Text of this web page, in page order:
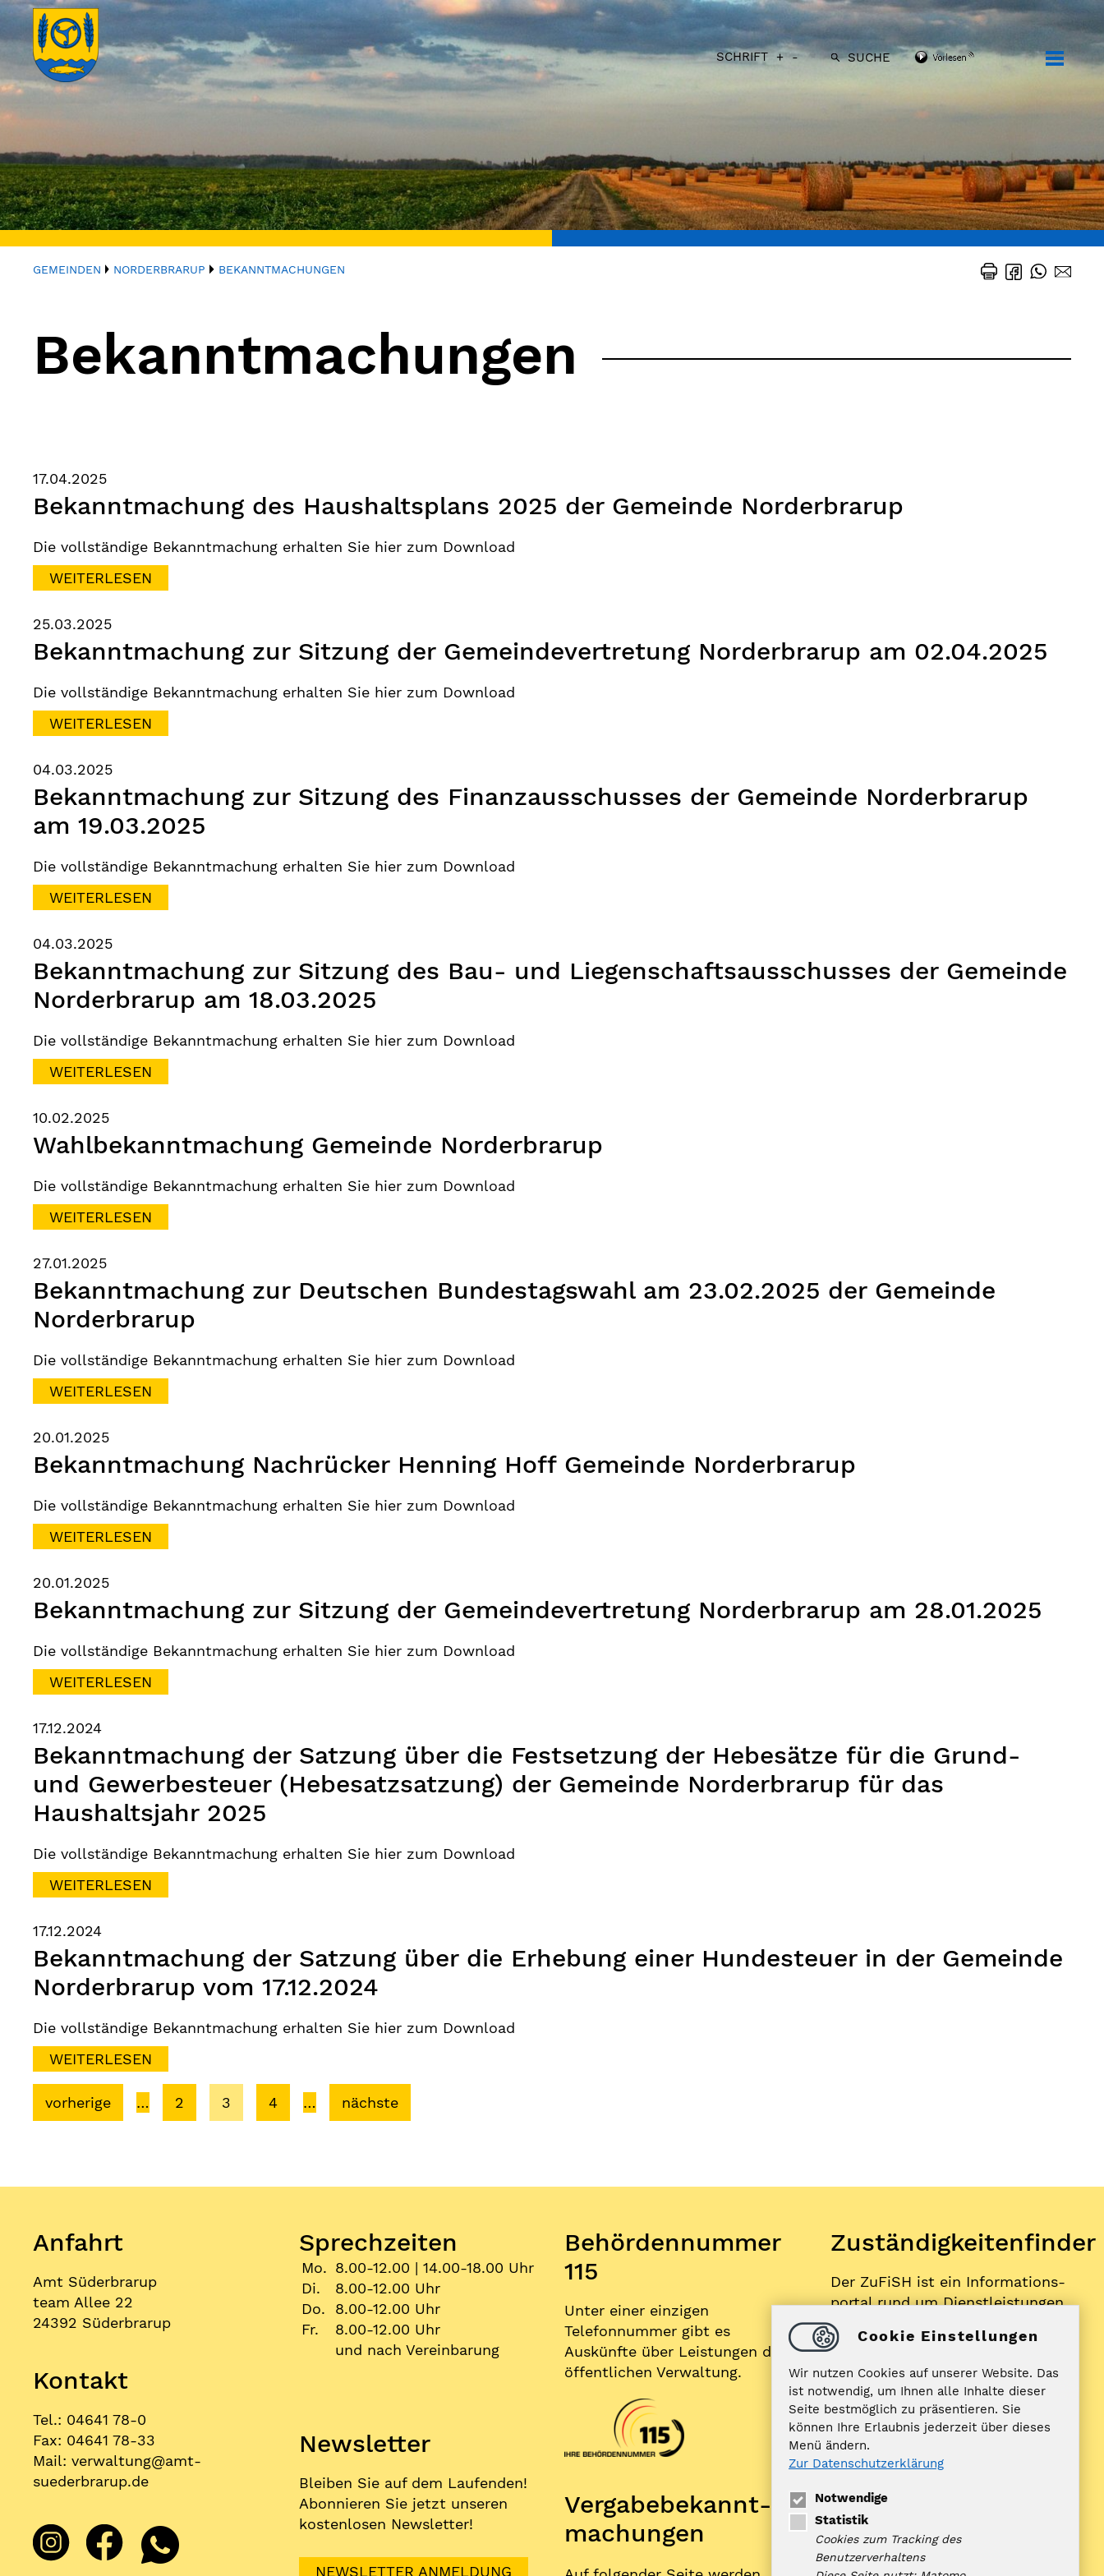
SCHRIFT+ - SUCHE
GEMEINDEN NORDERBRARUP BEKANNTMACHUNGEN
Bekanntmachungen
17.04.2025
Bekanntmachung des Haushaltsplans 2025 der Gemeinde Norderbrarup
Die vollständige Bekanntmachung erhalten Sie hier zum Download
WEITERLESEN
25.03.2025
Bekanntmachung zur Sitzung der Gemeindevertretung Norderbrarup am 02.04.2025
Die vollständige Bekanntmachung erhalten Sie hier zum Download
WEITERLESEN
04.03.2025
Bekanntmachung zur Sitzung des Finanzausschusses der Gemeinde Norderbrarup
am 19.03.2025
Die vollständige Bekanntmachung erhalten Sie hier zum Download
WEITERLESEN
04.03.2025
Bekanntmachung zur Sitzung des Bau- und Liegenschaftsausschusses der Gemeinde
Norderbrarup am 18.03.2025
Die vollständige Bekanntmachung erhalten Sie hier zum Download
WEITERLESEN
10.02.2025
Wahlbekanntmachung Gemeinde Norderbrarup
Die vollständige Bekanntmachung erhalten Sie hier zum Download
WEITERLESEN
27.01.2025
Bekanntmachung zur Deutschen Bundestagswahl am 23.02.2025 der Gemeinde
Norderbrarup
Die vollständige Bekanntmachung erhalten Sie hier zum Download
WEITERLESEN
20.01.2025
Bekanntmachung Nachrücker Henning Hoff Gemeinde Norderbrarup
Die vollständige Bekanntmachung erhalten Sie hier zum Download
WEITERLESEN
20.01.2025
Bekanntmachung zur Sitzung der Gemeindevertretung Norderbrarup am 28.01.2025
Die vollständige Bekanntmachung erhalten Sie hier zum Download
WEITERLESEN
17.12.2024
Bekanntmachung der Satzung über die Festsetzung der Hebesätze für die Grund-
und Gewerbesteuer (Hebesatzsatzung) der Gemeinde Norderbrarup für das
Haushaltsjahr 2025
Die vollständige Bekanntmachung erhalten Sie hier zum Download
WEITERLESEN
17.12.2024
Bekanntmachung der Satzung über die Erhebung einer Hundesteuer in der Gemeinde
Norderbrarup vom 17.12.2024
Die vollständige Bekanntmachung erhalten Sie hier zum Download
WEITERLESEN
vorherige … 2 3 4 … nächste
Anfahrt
Amt Süderbrarup
team Allee 22
24392 Süderbrarup
Kontakt
Tel.: 04641 78-0
Fax: 04641 78-33
Mail: verwaltung@amt-
suederbrarup.de
Sprechzeiten
Mo. 8.00-12.00 | 14.00-18.00 Uhr
Di.
8.00-12.00 Uhr
Do.
8.00-12.00 Uhr
Fr.
8.00-12.00 Uhr
und nach Vereinbarung
Newsletter
Bleiben Sie auf dem Laufenden!
Abonnieren Sie jetzt unseren
kostenlosen Newsletter!
NEWSLETTER ANMELDUNG
Behördennummer
115
Unter einer einzigen
Telefonnummer gibt es
Auskünfte über Leistungen der
öffentlichen Verwaltung.
Vergabe­bekannt­
machungen
Zuständigkeitenfinder
Der ZuFiSH ist ein Informations­
portal rund um Dienstleistungen,
die die öffentliche Hand in
Schleswig-Holstein Ihnen als
BürgerIn anbietet.
ZUFISH
Bankverbindung
Nord-Ostsee Sparkasse
IBAN: DE10 2175 0000 0070 0321
98
Cookie Einstellungen
Wir nutzen Cookies auf unserer Website. Das
ist notwendig, um Ihnen alle Inhalte dieser
Seite bestmöglich zu präsentieren. Sie
können Ihre Erlaubnis jederzeit über dieses
Menü ändern.
Zur Datenschutzerklärung
Notwendige
Statistik
Cookies zum Tracking des
Benutzerverhaltens